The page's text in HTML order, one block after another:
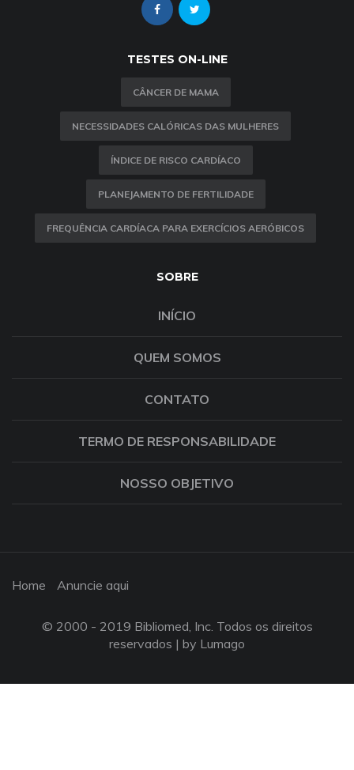
TESTES ON-LINE
CÂNCER DE MAMA
NECESSIDADES CALÓRICAS DAS MULHERES
ÍNDICE DE RISCO CARDÍACO
PLANEJAMENTO DE FERTILIDADE
FREQUÊNCIA CARDÍACA PARA EXERCÍCIOS AERÓBICOS
SOBRE
INÍCIO
QUEM SOMOS
CONTATO
TERMO DE RESPONSABILIDADE
NOSSO OBJETIVO
Home Anuncie aqui
© 2000 - 2019 Bibliomed, Inc. Todos os direitos
reservados | by Lumago